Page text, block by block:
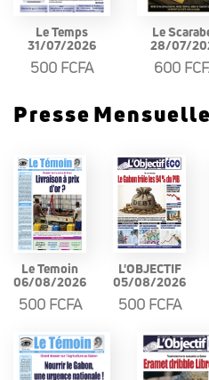
Le Temps
31/07/2026
500 FCFA
Le
28/07/
600
Presse Mensuelle
Le Temoin
06/08/2026
500 FCFA
L'OBJECTIF
05/08/2026
500 FCFA